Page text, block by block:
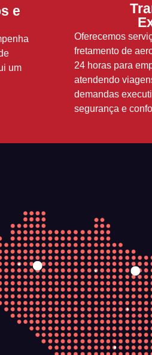
e
um
Oferecemos
fretamento de
24 horas para
atendendo
demandas
segurança e
BASE
Endereço:Av. Júlio
Santos Dumont, 1350 – Tarumã
– Hangar da Líder – 69041-000